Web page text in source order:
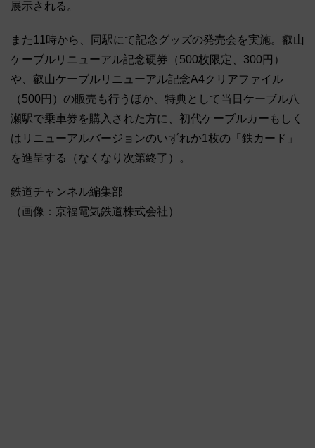
展示される。
また11時から、同駅にて記念グッズの発売会を実施。叡山
ケーブルリニューアル記念硬券（500枚限定、300円）
や、叡山ケーブルリニューアル記念A4クリアファイル
（500円）の販売も行うほか、特典として当日ケーブル八
瀬駅で乗車券を購入された方に、初代ケーブルカーもしく
はリニューアルバージョンのいずれか1枚の「鉄カード」
を進呈する（なくなり次第終了）。
鉄道チャンネル編集部
（画像：京福電気鉄道株式会社）